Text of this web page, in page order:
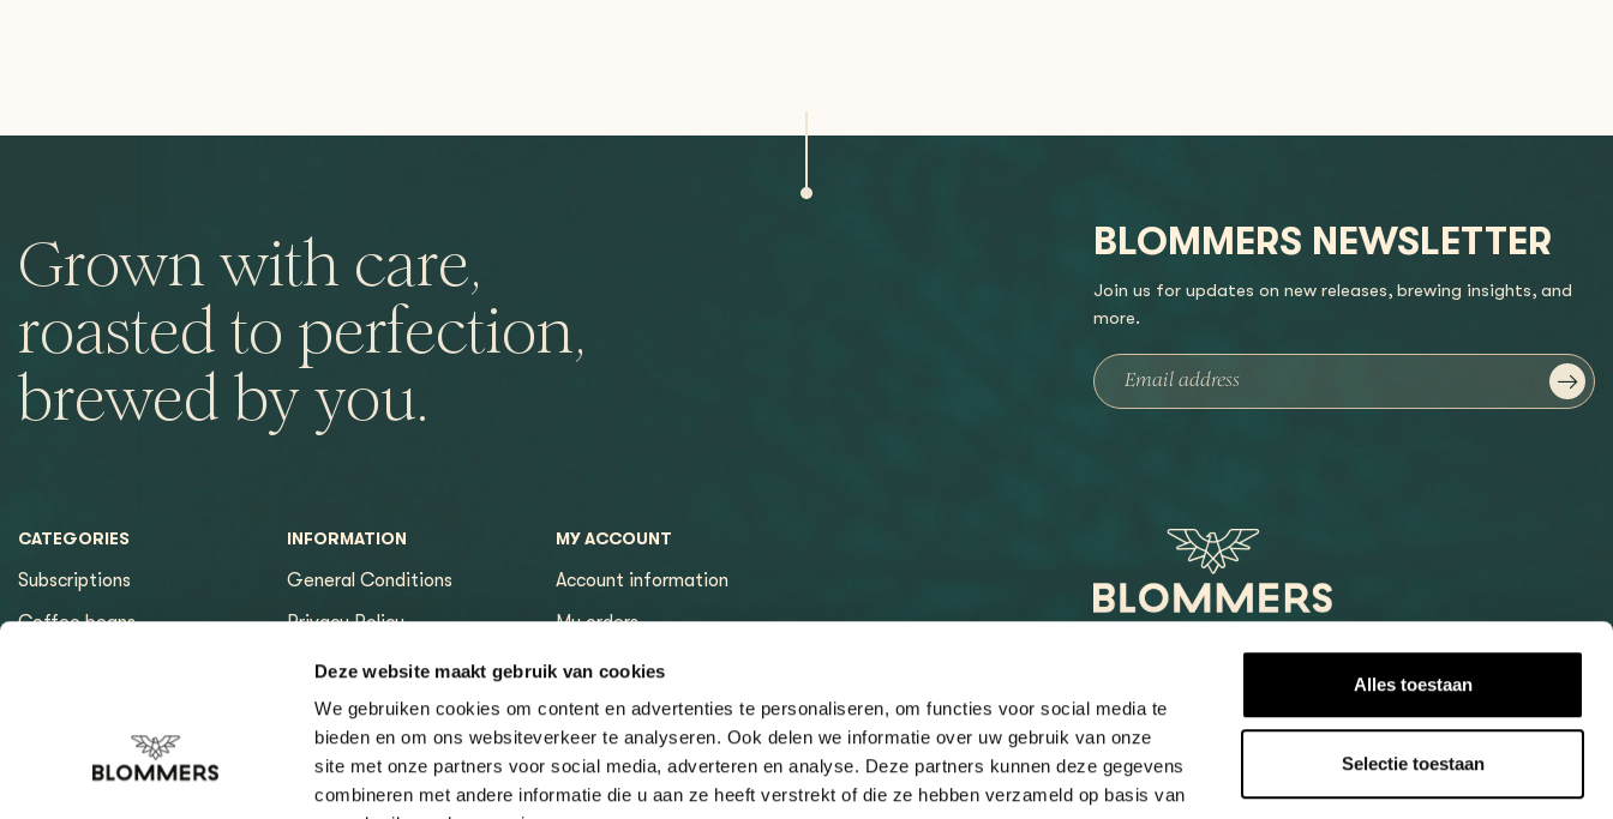
Deze website maakt gebruik van cookies
We gebruiken cookies om content en advertenties te personaliseren, om functies voor social media te
bieden en om ons websiteverkeer te analyseren. Ook delen we informatie over uw gebruik van onze
site met onze partners voor social media, adverteren en analyse. Deze partners kunnen deze gegevens
combineren met andere informatie die u aan ze heeft verstrekt of die ze hebben verzameld op basis van
Alles toestaan
Selectie toestaan
Grown with care,
roasted to perfection,
brewed by you.
BLOMMERS NEWSLETTER
Join us for updates on new releases, brewing insights, and
more.
CATEGORIES
Subscriptions
Coffee beans
Espresso tools
INFORMATION
General Conditions
Privacy Policy
Payment methods
Returns
Contact & Opening hours
Sitemap page
MY ACCOUNT
Account information
My orders
My tickets
info@blommers.coffee